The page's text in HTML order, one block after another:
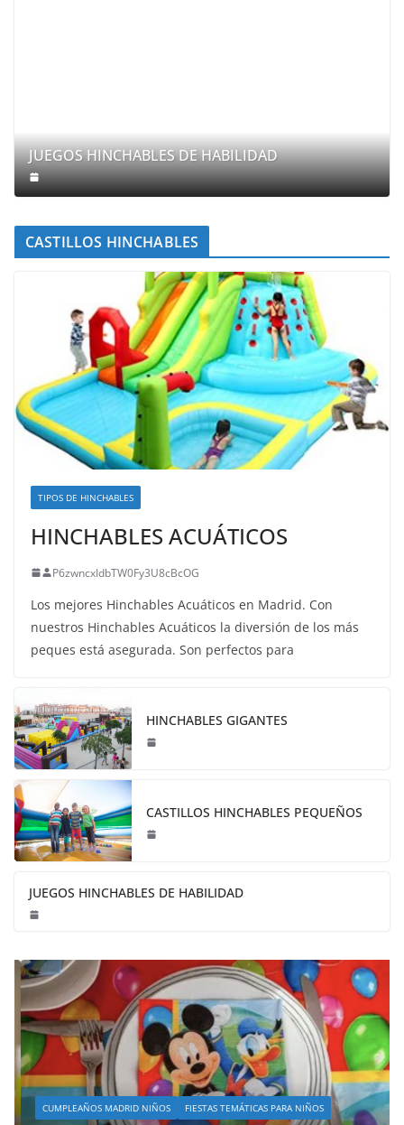
JUEGOS HINCHABLES DE HABILIDAD
CASTILLOS HINCHABLES
TIPOS DE HINCHABLES
HINCHABLES ACUÁTICOS
P6zwncxIdbTW0Fy3U8cBcOG
Los mejores Hinchables Acuáticos en Madrid. Con
nuestros Hinchables Acuáticos la diversión de los más
peques está asegurada. Son perfectos para
HINCHABLES GIGANTES
CASTILLOS HINCHABLES PEQUEÑOS
JUEGOS HINCHABLES DE HABILIDAD
CUMPLEAÑOS MADRID NIÑOS FIESTAS TEMÁTICAS PARA NIÑOS